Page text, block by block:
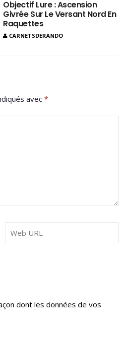
Objectif Lure : Ascension
Givrée Sur Le Versant Nord En
Raquettes
CARNETSDERANDO
avec *
dont les données de vos